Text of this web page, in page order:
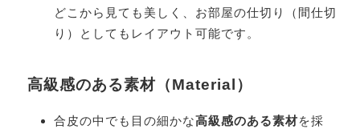
どこから見ても美しく、お部屋の仕切り（間仕切
り）としてもレイアウト可能です。
高級感のある素材（Material）
合皮の中でも目の細かな高級感のある素材を採